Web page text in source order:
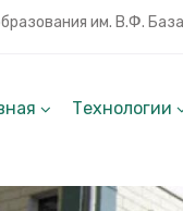
им. В.Ф.
Технологии